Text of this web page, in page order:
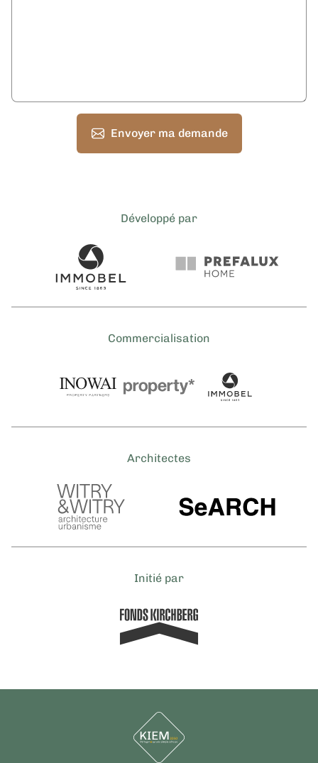
Envoyer ma demande
Développé par
Commercialisation
Architectes
Initié par